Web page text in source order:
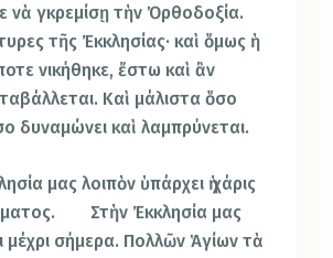
νὰ γκρεμίσῃ τὴν Ὀρθοδοξία.
τῆς Ἐκκλησίας· καὶ ὅμως ἡ
νικήθηκε, ἔστω καὶ ἂν
Καὶ μάλιστα ὅσο
δυναμώνει καὶ λαμπρύνεται.
μας λοιπὸν ὑπάρχει ἡ χάρις
Στὴν Ἐκκλησία μας
μέχρι σήμερα. Πολλῶν Ἁγίων τὰ